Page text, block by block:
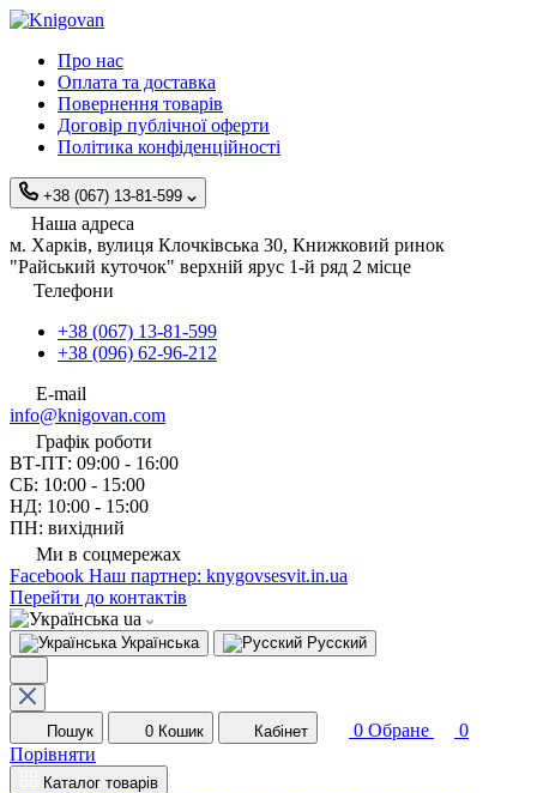
Про нас
Оплата та доставка
Повернення товарів
Договір публічної оферти
Політика конфіденційності
+38 (067) 13-81-599
Наша адреса
м. Харків, вулиця Клочківська 30, Книжковий ринок
"Райський куточок" верхній ярус 1-й ряд 2 місце
Телефони
+38 (067) 13-81-599
+38 (096) 62-96-212
E-mail
info@knigovan.com
Графік роботи
ВТ-ПТ: 09:00 - 16:00
СБ: 10:00 - 15:00
НД: 10:00 - 15:00
ПН: вихідний
Ми в соцмережах
Facebook Наш партнер: knygovsesvit.in.ua
Перейти до контактів
ua
Українська Русский
Пошук 0 Кошик Кабінет 0 Обране
0
Порівняти
Каталог товарів